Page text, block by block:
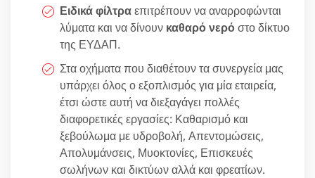
Ειδικά φίλτραεπιτρέπουν να αναρροφώνται
λύματα και να δίνουν καθαρό νερόστο δίκτυο
της ΕΥΔΑΠ.
Στα οχήματα που διαθέτουν τα συνεργεία μας
υπάρχει όλος ο εξοπλισμός για μία εταιρεία,
έτσι ώστε αυτή να διεξαγάγει πολλές
διαφορετικές εργασίες: Καθαρισμό και
ξεβούλωμα με υδροβολή, Απεντομώσεις,
Απολυμάνσεις, Μυοκτονίες, Επισκευές
σωλήνων και δικτύων αλλά και φρεατίων.